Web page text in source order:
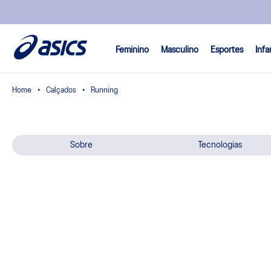
Feminino Masculino Esportes
Calçados Running
Sobre Tecnologias